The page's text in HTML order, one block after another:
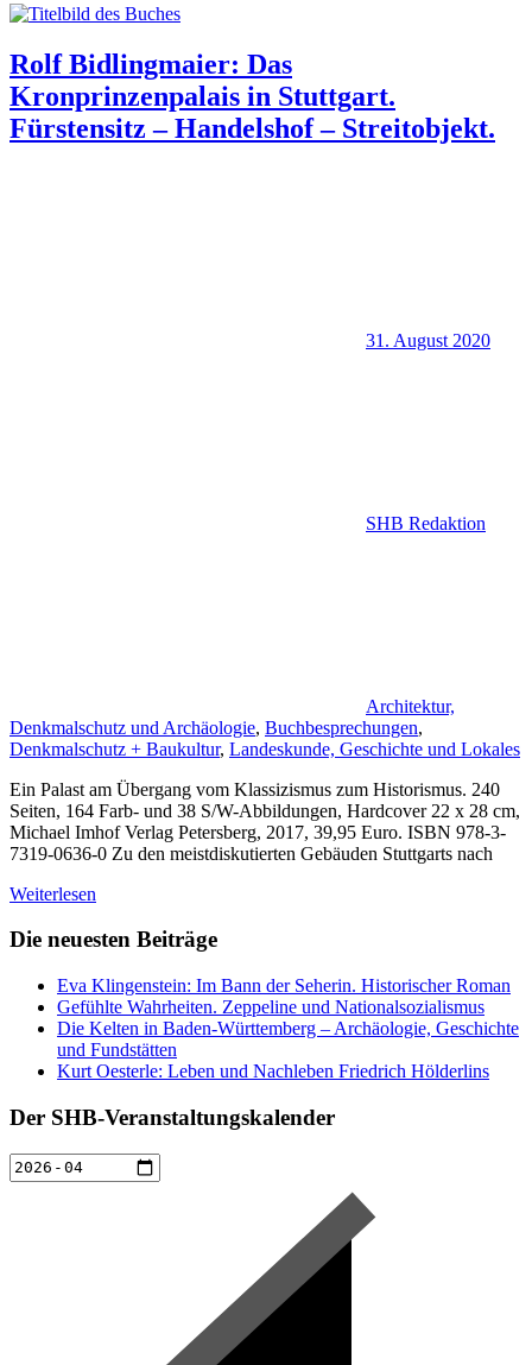
Rolf Bidlingmaier: Das
Kronprinzenpalais in Stuttgart.
Fürstensitz – Handelshof – Streitobjekt.
31. August 2020
SHB Redaktion
Architektur,
Denkmalschutz und Archäologie, Buchbesprechungen,
Denkmalschutz + Baukultur, Landeskunde, Geschichte und Lokales
Ein Palast am Übergang vom Klassizismus zum Historismus. 240
Seiten, 164 Farb- und 38 S/W-Abbildungen, Hardcover 22 x 28 cm,
Michael Imhof Verlag Petersberg, 2017, 39,95 Euro. ISBN 978-3-
7319-0636-0 Zu den meistdiskutierten Gebäuden Stuttgarts nach
Weiterlesen
Die neuesten Beiträge
Eva Klingenstein: Im Bann der Seherin. Historischer Roman
Gefühlte Wahrheiten. Zeppeline und Nationalsozialismus
Die Kelten in Baden-Württemberg – Archäologie, Geschichte
und Fundstätten
Kurt Oesterle: Leben und Nachleben Friedrich Hölderlins
Der SHB-Veranstaltungskalender